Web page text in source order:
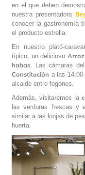
en el que deben
nuestra presentadora
conocer la gastronomía
el producto estrella.
En nuestro plató-
típico, un delicioso
habas . Las cámaras
Constitución a las 14:00
alcalde entre fogones.
Además, visitaremos la
las verduras frescas y
similar a las lonjas de
huerta.